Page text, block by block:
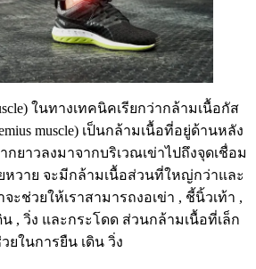
ในทางเทคนิคเรียกว่ากล้ามเนื้อกัส
muscle) เป็นกล้ามเนื้อที่อยู่ด้านหลัง
ยาวลงมาจากบริเวณเข่าไปถึงจุดเชื่อม
หวาย จะมีกล้ามเนื้อส่วนที่ใหญ่กว่าและ
ะช่วยให้เราสามารถงอเข่า , ชี้นิ้วเท้า ,
น , วิ่ง และกระโดด ส่วนกล้ามเนื้อที่เล็ก
ยในการยืน เดิน วิ่ง